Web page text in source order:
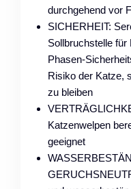
durchgehend vor
SICHERHEIT:
Sollbruchstelle für
Phasen-
Risiko der Katze,
zu bleiben
Katzenwelpen
geeignet